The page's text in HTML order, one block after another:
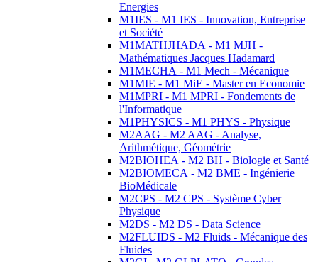
Energies
M1IES - M1 IES - Innovation, Entreprise
et Société
M1MATHJHADA - M1 MJH -
Mathématiques Jacques Hadamard
M1MECHA - M1 Mech - Mécanique
M1MIE - M1 MiE - Master en Economie
M1MPRI - M1 MPRI - Fondements de
l'Informatique
M1PHYSICS - M1 PHYS - Physique
M2AAG - M2 AAG - Analyse,
Arithmétique, Géométrie
M2BIOHEA - M2 BH - Biologie et Santé
M2BIOMECA - M2 BME - Ingénierie
BioMédicale
M2CPS - M2 CPS - Système Cyber
Physique
M2DS - M2 DS - Data Science
M2FLUIDS - M2 Fluids - Mécanique des
Fluides